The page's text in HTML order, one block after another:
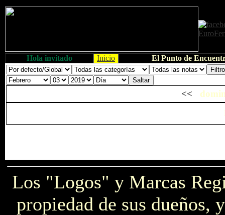
Hola invitado Inicio El Punto de
<<
Los "Logos" y Marcas
propiedad de sus dueños,